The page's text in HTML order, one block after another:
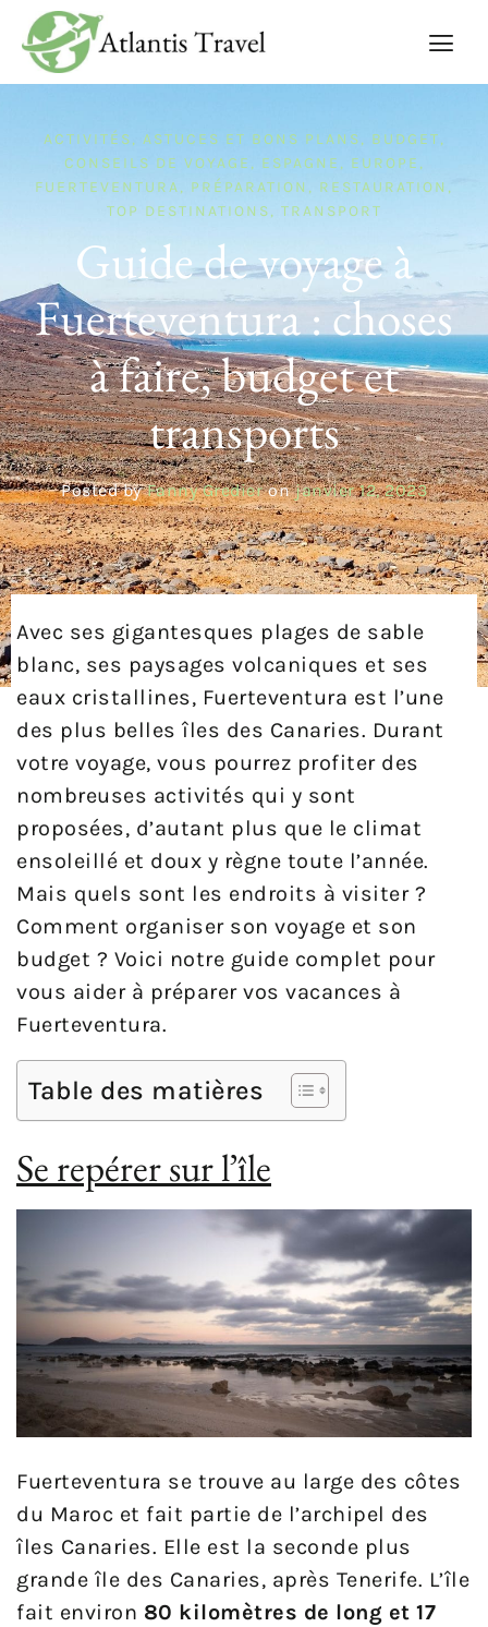
ACTIVITÉS, ASTUCES ET BONS PLANS, BUDGET,
CONSEILS DE VOYAGE , ESPAGNE , EUROPE ,
FUERTEVENTURA, PRÉPARATION , RESTAURATION ,
TOP DESTINATIONS, TRANSPORT
Guide de voyage à
Fuerteventura : choses
à faire, budget et
transports
Posted by Fanny Gredier on janvier 12, 2023
Avec ses gigantesques plages de sable
blanc, ses paysages volcaniques et ses
eaux cristallines, Fuerteventura est l’une
des plus belles îles des Canaries. Durant
votre voyage, vous pourrez profiter des
nombreuses activités qui y sont
proposées, d’autant plus que le climat
ensoleillé et doux y règne toute l’année.
Mais quels sont les endroits à visiter ?
Comment organiser son voyage et son
budget ? Voici notre guide complet pour
vous aider à préparer vos vacances à
Fuerteventura.
Table des matières
Se repérer sur l’île
Fuerteventura se trouve au large des côtes
du Maroc et fait partie de l’archipel des
îles Canaries. Elle est la seconde plus
grande île des Canaries, après Tenerife. L’île
fait environ 80 kilomètres de long et 17